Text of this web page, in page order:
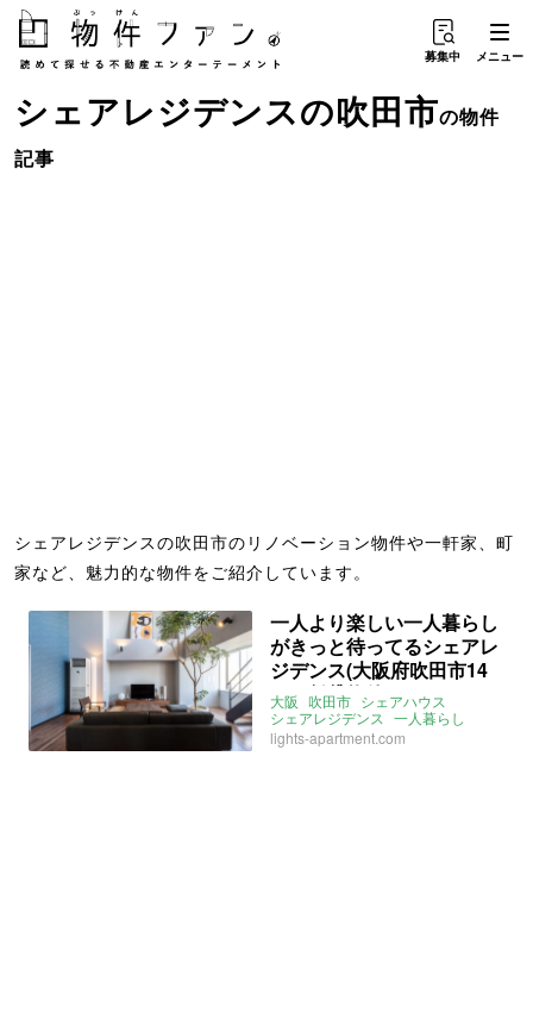
募集中 メニュー
シェアレジデンスの吹田市の物件
記事
シェアレジデンスの吹田市のリノベーション物件や一軒家、町
家など、魅力的な物件をご紹介しています。
一人より楽しい一人暮らし
がきっと待ってるシェアレ
ジデンス(大阪府吹田市14
㎡の賃貸物件)
大阪 吹田市 シェアハウス
シェアレジデンス 一人暮らし
賃貸
lights-apartment.com